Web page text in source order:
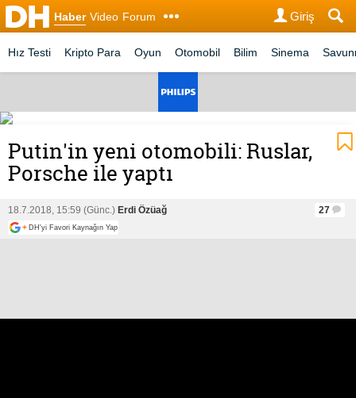
Haber Video Forum Giriş
Hız Testi Kripto Para Oyun Otomobil Bilim Sinema
Putin'in yeni otomobili: Ruslar,
Porsche ile yaptı
18.7.2018, 15:59 (Günc.) Erdi Özüağ 27
+ DH'yi Favori Kaynağın Yap